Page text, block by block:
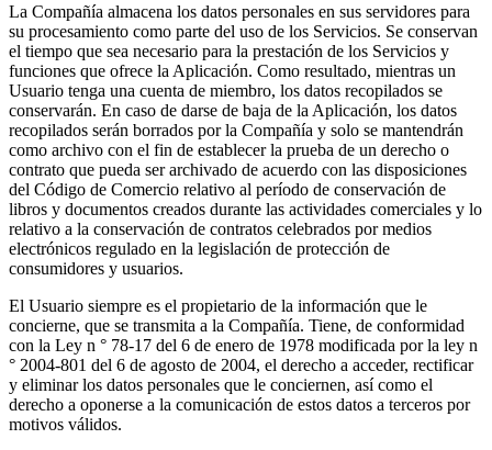
La Compañía almacena los datos personales en sus servidores para
su procesamiento como parte del uso de los Servicios. Se conservan
el tiempo que sea necesario para la prestación de los Servicios y
funciones que ofrece la Aplicación. Como resultado, mientras un
Usuario tenga una cuenta de miembro, los datos recopilados se
conservarán. En caso de darse de baja de la Aplicación, los datos
recopilados serán borrados por la Compañía y solo se mantendrán
como archivo con el fin de establecer la prueba de un derecho o
contrato que pueda ser archivado de acuerdo con las disposiciones
del Código de Comercio relativo al período de conservación de
libros y documentos creados durante las actividades comerciales y lo
relativo a la conservación de contratos celebrados por medios
electrónicos regulado en la legislación de protección de
consumidores y usuarios.
El Usuario siempre es el propietario de la información que le
concierne, que se transmita a la Compañía. Tiene, de conformidad
con la Ley n ° 78-17 del 6 de enero de 1978 modificada por la ley n
° 2004-801 del 6 de agosto de 2004, el derecho a acceder, rectificar
y eliminar los datos personales que le conciernen, así como el
derecho a oponerse a la comunicación de estos datos a terceros por
motivos válidos.